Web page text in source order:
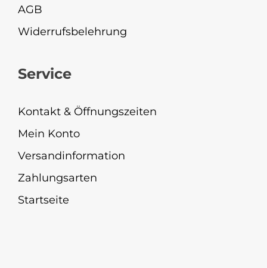
AGB
Widerrufsbelehrung
Service
Kontakt & Öffnungszeiten
Mein Konto
Versandinformation
Zahlungsarten
Startseite